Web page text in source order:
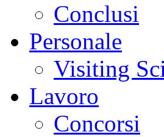
Conclusi
Personale
Visiting
Lavoro
Concorsi